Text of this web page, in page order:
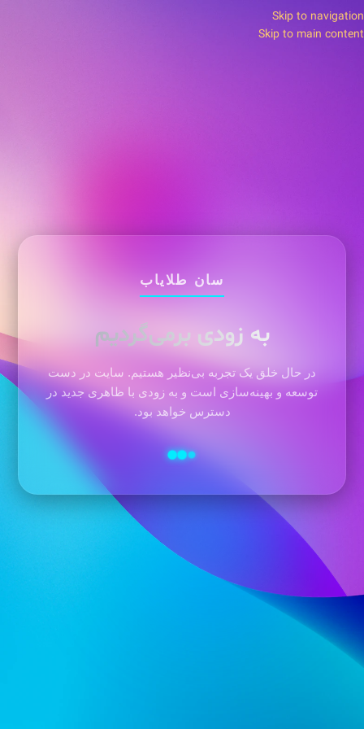
Skip to navigation
Skip to main content
سان طلایاب
به زودی برمی‌گردیم
در حال خلق یک تجربه بی‌نظیر هستیم. سایت در دست
توسعه و بهینه‌سازی است و به زودی با ظاهری جدید در
دسترس خواهد بود.